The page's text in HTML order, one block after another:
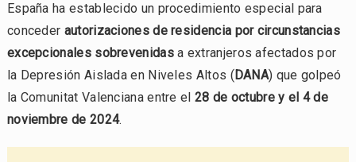
España ha establecido un procedimiento especial para
conceder autorizaciones de residencia por circunstancias
excepcionales sobrevenidasa extranjeros afectados por
la Depresión Aislada en Niveles Altos ( DANA) que golpeó
la Comunitat Valenciana entre el 28 de octubre y el 4 de
noviembre de 2024.